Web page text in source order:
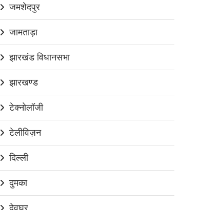
जमशेदपुर
जामताड़ा
झारखंड विधानसभा
झारखण्ड
टेक्नोलॉजी
टेलीविज़न
दिल्ली
दुमका
देवघर